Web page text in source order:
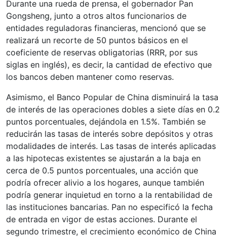
Durante una rueda de prensa, el gobernador Pan
Gongsheng, junto a otros altos funcionarios de
entidades reguladoras financieras, mencionó que se
realizará un recorte de 50 puntos básicos en el
coeficiente de reservas obligatorias (RRR, por sus
siglas en inglés), es decir, la cantidad de efectivo que
los bancos deben mantener como reservas.
Asimismo, el Banco Popular de China disminuirá la tasa
de interés de las operaciones dobles a siete días en 0.2
puntos porcentuales, dejándola en 1.5%. También se
reducirán las tasas de interés sobre depósitos y otras
modalidades de interés. Las tasas de interés aplicadas
a las hipotecas existentes se ajustarán a la baja en
cerca de 0.5 puntos porcentuales, una acción que
podría ofrecer alivio a los hogares, aunque también
podría generar inquietud en torno a la rentabilidad de
las instituciones bancarias. Pan no especificó la fecha
de entrada en vigor de estas acciones. Durante el
segundo trimestre, el crecimiento económico de China